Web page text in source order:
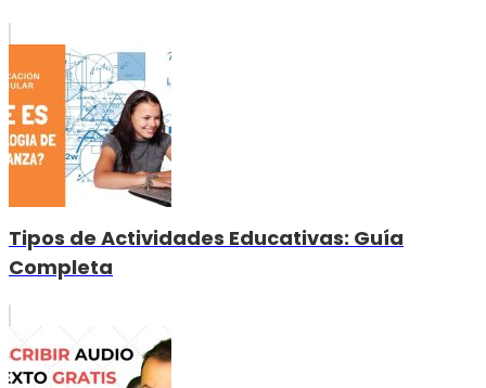
Tipos de Actividades Educativas: Guía
Completa